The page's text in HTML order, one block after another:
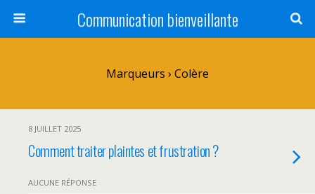
Communication bienveillante
Marqueurs › Colère
8 JUILLET 2025
Comment traiter plaintes et frustration ?
AUCUNE RÉPONSE